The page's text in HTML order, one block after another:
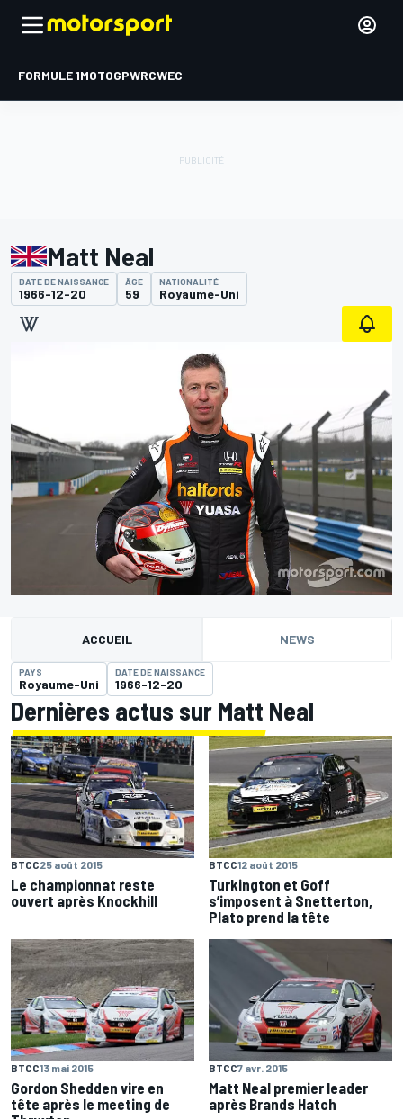
FORMULE 1MOTOGPWRCWEC
Matt Neal
DATE DE NAISSANCE
1966-12-20
ÂGE
59
NATIONALITÉ
Royaume-Uni
ACCUEIL NEWS
PAYS
Royaume-Uni
DATE DE NAISSANCE
1966-12-20
Dernières actus sur Matt Neal
BTCC25 août 2015
Le championnat reste
ouvert après Knockhill
BTCC12 août 2015
Turkington et Goff
s’imposent à Snetterton,
Plato prend la tête
BTCC13 mai 2015
Gordon Shedden vire en
tête après le meeting de
BTCC7 avr. 2015
Matt Neal premier leader
après Brands Hatch